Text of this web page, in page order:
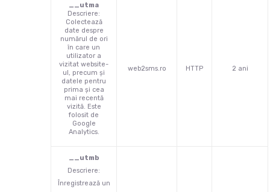
__utma
Descriere:
Colectează
date despre
numărul de ori
în care un
utilizator a
vizitat website-
ul, precum și
datele pentru
prima și cea
mai recentă
vizită. Este
folosit de
Google
Analytics.
web2sms.ro HTTP 2 ani
__utmb
Descriere:
Înregistrează un